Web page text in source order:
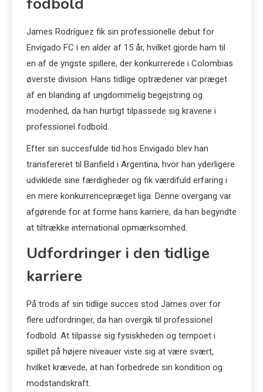
James Rodríguez fik sin professionelle debut for
Envigado FC i en alder af 15 år, hvilket gjorde ham til
en af de yngste spillere, der konkurrerede i Colombias
øverste division. Hans tidlige optrædener var præget
af en blanding af ungdommelig begejstring og
modenhed, da han hurtigt tilpassede sig kravene i
professionel fodbold.
Efter sin succesfulde tid hos Envigado blev han
transfereret til Banfield i Argentina, hvor han yderligere
udviklede sine færdigheder og fik værdifuld erfaring i
en mere konkurrencepræget liga. Denne overgang var
afgørende for at forme hans karriere, da han begyndte
at tiltrække international opmærksomhed.
Udfordringer i den tidlige
karriere
På trods af sin tidlige succes stod James over for
flere udfordringer, da han overgik til professionel
fodbold. At tilpasse sig fysiskheden og tempoet i
spillet på højere niveauer viste sig at være svært,
hvilket krævede, at han forbedrede sin kondition og
modstandskraft.